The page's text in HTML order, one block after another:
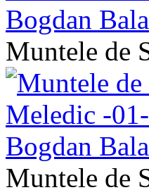
Muntele de
Muntele de